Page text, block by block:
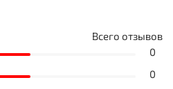
Всего отзывов
0
0